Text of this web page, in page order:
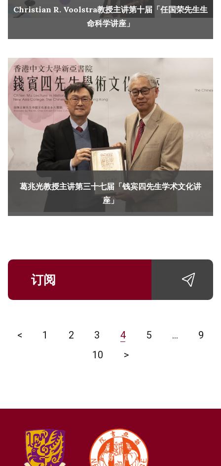
Christian R. Voolstra教授主讲第十届「任国荣先生生
命科学讲座」
葛兆光教授主讲第三十七届「钱宾四先生学术文化讲
座」
订阅
< 1 2 3 4 5 …
9
10
>